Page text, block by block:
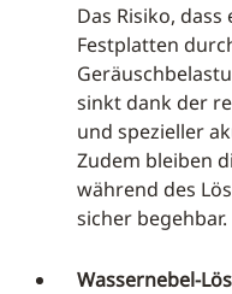
Das Risiko,
Festplatten
sinkt dank der
und spezieller
Zudem bleiben
während des
sicher begehbar.
Wassernebel-